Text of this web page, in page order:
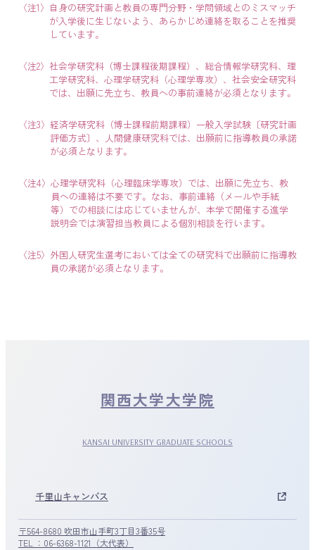
〈注1〉 自身の研究計画と教員の専門分野・学問領域とのミスマッチ
が入学後に生じないよう、あらかじめ連絡を取ることを推奨
しています。
〈注2〉 社会学研究科（博士課程後期課程）、総合情報学研究科、理
工学研究科、心理学研究科（心理学専攻）、社会安全研究科
では、出願に先立ち、教員への事前連絡が必須となります。
〈注3〉 経済学研究科（博士課程前期課程）一般入学試験〔研究計画
評価方式〕、人間健康研究科では、出願前に指導教員の承諾
が必須となります。
〈注4〉 心理学研究科（心理臨床学専攻）では、出願に先立ち、教
員への連絡は不要です。なお、事前連絡（メールや手紙
等）での相談には応じていませんが、本学で開催する進学
説明会では演習担当教員による個別相談を行います。
〈注5〉 外国人研究生選考においては全ての研究科で出願前に指導教
員の承諾が必須となります。
関西大学大学院
KANSAI UNIVERSITY GRADUATE SCHOOLS
千里山キャンパス
〒564-8680 吹田市山手町3丁目3番35号
TEL ：06-6368-1121（大代表）